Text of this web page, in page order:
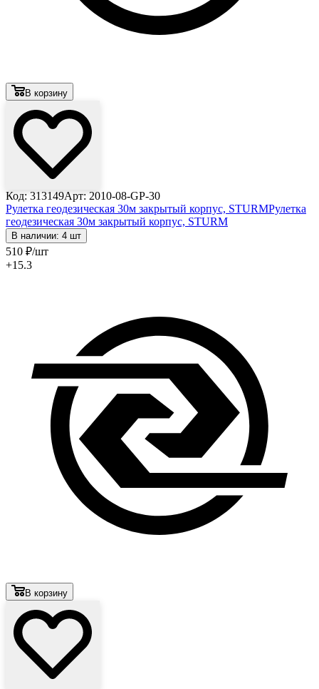
В корзину
Код: 313149Арт: 2010-08-GP-30
Рулетка геодезическая 30м закрытый корпус, STURMРулетка
геодезическая 30м закрытый корпус, STURM
В наличии: 4 шт
510 ₽/шт
+15.3
В корзину